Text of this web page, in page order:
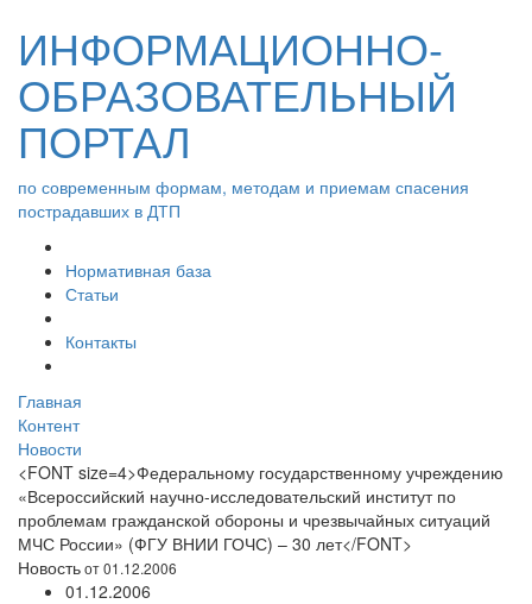
ИНФОРМАЦИОННО-
ОБРАЗОВАТЕЛЬНЫЙ
ПОРТАЛ
по современным формам, методам и приемам спасения
пострадавших в ДТП
Нормативная база
Статьи
Контакты
Главная
Контент
Новости
<FONT size=4>Федеральному государственному учреждению
«Всероссийский научно-исследовательский институт по
проблемам гражданской обороны и чрезвычайных ситуаций
МЧС России» (ФГУ ВНИИ ГОЧС) – 30 лет</FONT>
Новостьот 01.12.2006
01.12.2006